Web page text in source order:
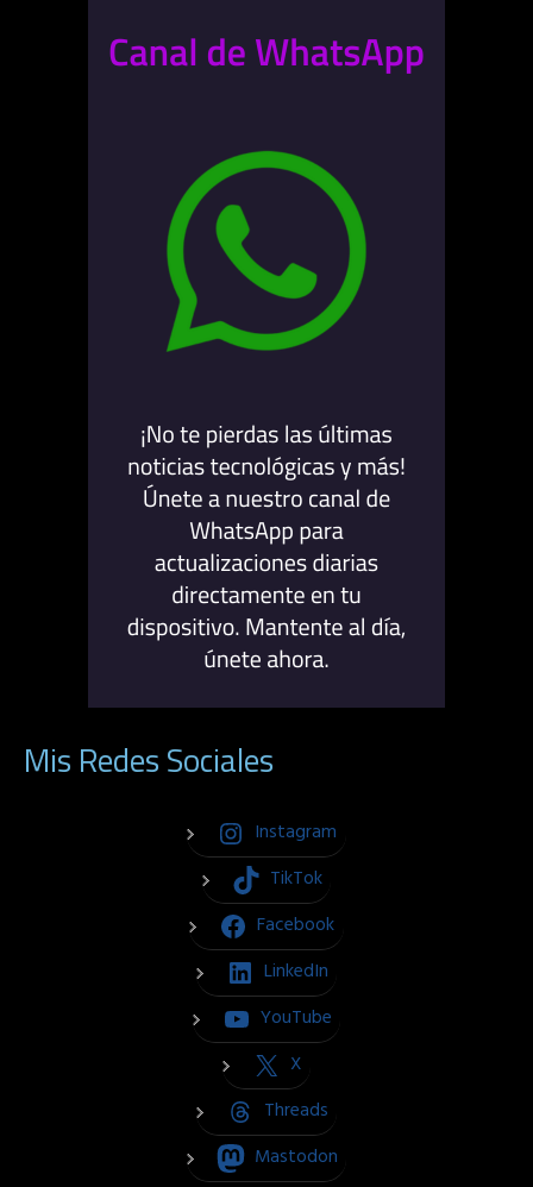
Mis Redes Sociales
Instagram
TikTok
Facebook
LinkedIn
YouTube
X
Threads
Mastodon